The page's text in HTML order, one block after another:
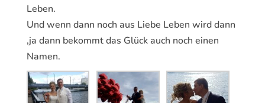
Leben.
Und wenn dann noch aus Liebe Leben wird dann
,ja dann bekommt das Glück auch noch einen
Namen.